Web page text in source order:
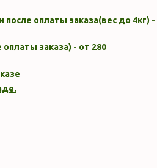
после оплаты заказа(вес до 4кг) -
оплаты заказа) - от 280